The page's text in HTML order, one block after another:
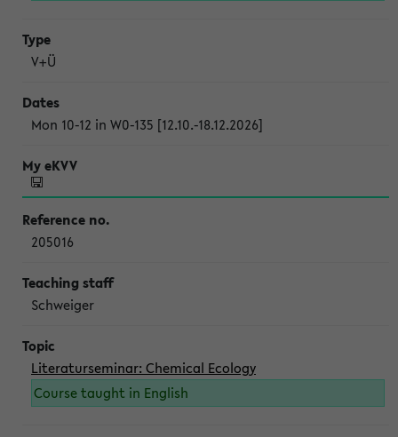
V+Ü
Mon 10-12 in W0-135 [12.10.-18.12.2026]
205016
Schweiger
Literaturseminar: Chemical Ecology
Course taught in English